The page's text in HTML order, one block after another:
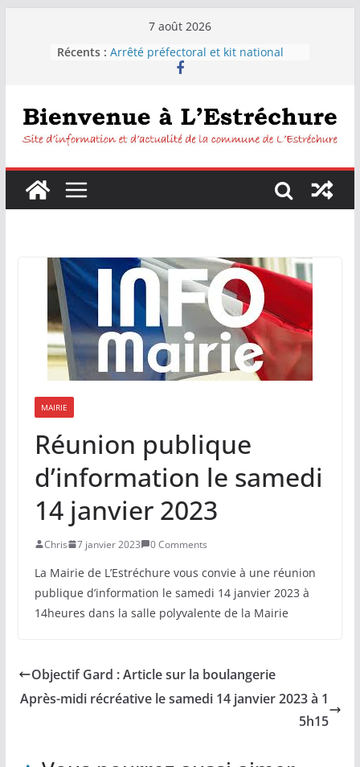
7 août 2026
Récents : Arrêté préfectoral et kit national
L’Estréchure.
L’Estréchure :Interdiction de boire
l’eau du robinet
Fête votive de L’Estréchure du 7 au
Corconac – L’estréchure mardi 4
MAIRIE
Réunion publique
d’information le samedi
14 janvier 2023
Chris 7 janvier 2023 0 Comments
La Mairie de L’Estréchure vous convie à une réunion
publique d’information le samedi 14 janvier 2023 à
14heures dans la salle polyvalente de la Mairie
Objectif Gard : Article sur la boulangerie
Après-midi récréative le samedi 14 janvier 2023 à 1
5h15